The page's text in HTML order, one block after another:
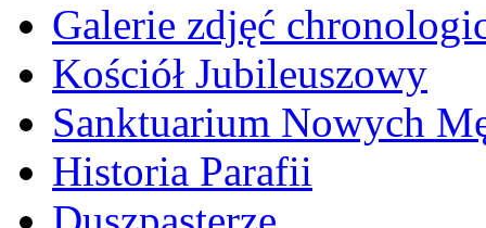
Galerie zdjęć
Kościół Jubileuszowy
Sanktuarium Nowych
Historia Parafii